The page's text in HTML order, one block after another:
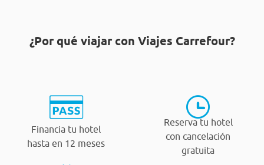
¿Por qué viajar con Viajes Carrefour?
Financia tu hotel
hasta en 12 meses
Reserva tu hotel
con cancelación
gratuita